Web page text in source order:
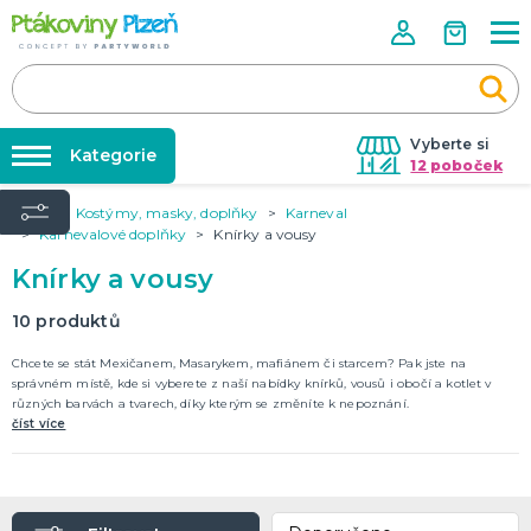
Vyberte si
12 poboček
Půjčovna kostýmů
Nafukování balónků
Prodejny
Rozvoz
Párty Blog
Kontakt
Kategorie
KOSTÝMY, MASKY, DOPLŇKY
Karneval
KARNEVALOVÉ KOSTÝMY
PÁRTY VÝZDOBA
Úvod Kostýmy, masky, doplňky
Karneval
Karnevalové doplňky
Knírky a vousy
Knírky a vousy
10 produktů
Chcete se stát Mexičanem, Masarykem, mafiánem či starcem? Pak jste na
správném místě, kde si vyberete z naší nabídky knírků, vousů i obočí a kotlet v
různých barvách a tvarech, díky kterým se změníte k nepoznání.
číst více